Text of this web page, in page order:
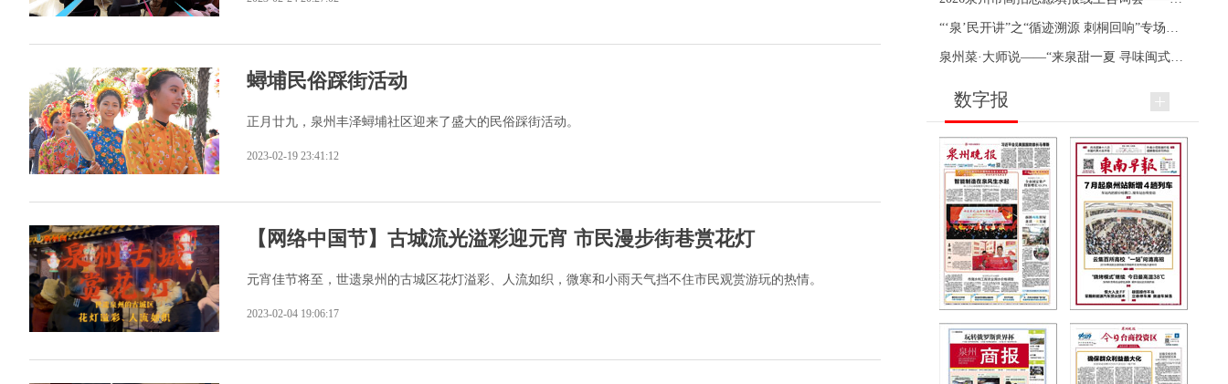
蟳埔民俗踩街活动
正月廿九，泉州丰泽蟳埔社区迎来了盛大的民俗踩街活动。
2023-02-19 23:41:12
【网络中国节】古城流光溢彩迎元宵 市民漫步街巷赏花灯
元宵佳节将至，世遗泉州的古城区花灯溢彩、人流如织，微寒和小雨天气挡不住市民观赏游玩的热情。
2023-02-04 19:06:17
数字报